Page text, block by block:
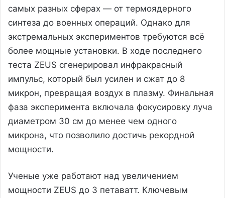
самых разных сферах — от термоядерного
синтеза до военных операций. Однако для
экстремальных экспериментов требуются всё
более мощные установки. В ходе последнего
теста ZEUS сгенерировал инфракрасный
импульс, который был усилен и сжат до 8
микрон, превращая воздух в плазму. Финальная
фаза эксперимента включала фокусировку луча
диаметром 30 см до менее чем одного
микрона, что позволило достичь рекордной
мощности.
Ученые уже работают над увеличением
мощности ZEUS до 3 петаватт. Ключевым